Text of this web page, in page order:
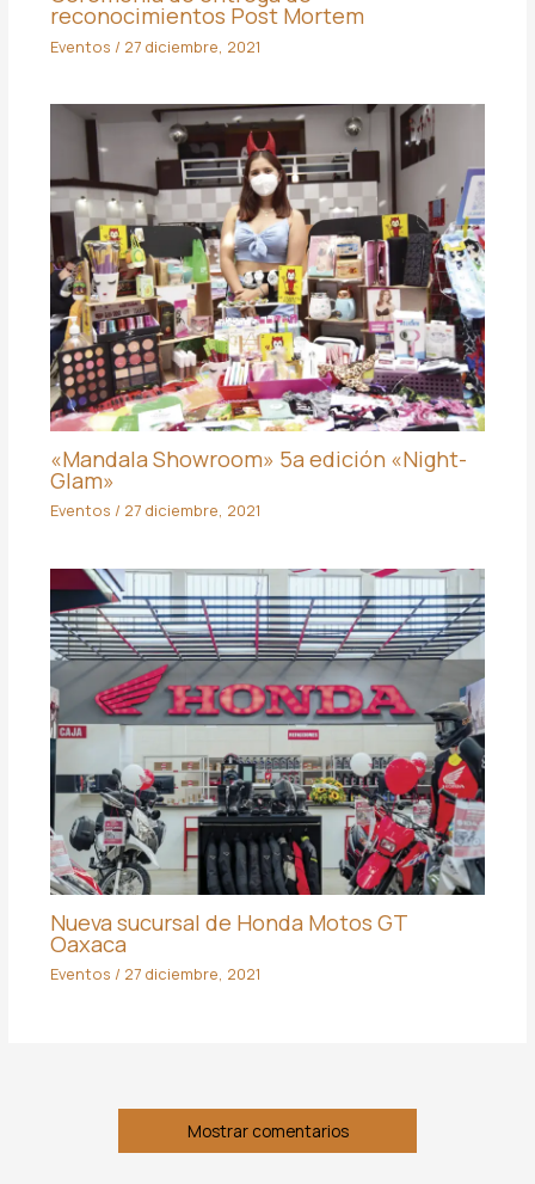
reconocimientos Post Mortem
Eventos / 27 diciembre, 2021
«Mandala Showroom» 5a edición «Night-
Glam»
Eventos / 27 diciembre, 2021
Nueva sucursal de Honda Motos GT
Oaxaca
Eventos / 27 diciembre, 2021
Mostrar comentarios